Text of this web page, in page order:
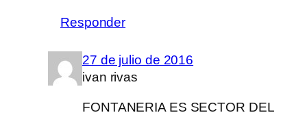
Responder
27 de julio de 2016
ivan rivas
FONTANERIA ES SECTOR DEL